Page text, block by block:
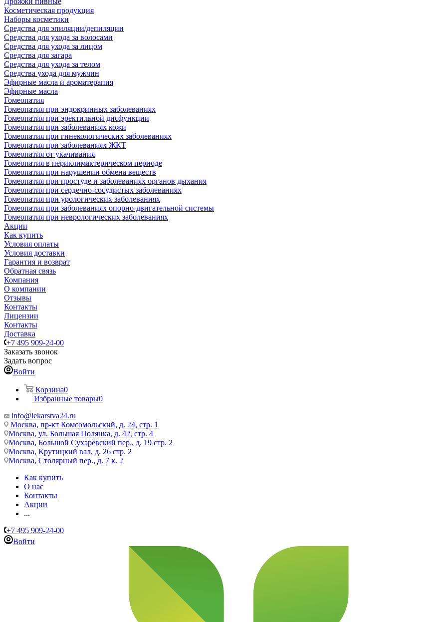
Косметическая продукция
Наборы косметики
Средства для эпиляции/депиляции
Средства для ухода за волосами
Средства для ухода за лицом
Средства для загара
Средства для ухода за телом
Средства ухода для мужчин
Эфирные масла и ароматерапия
Эфирные масла
Гомеопатия
Гомеопатия при эндокринных заболеваниях
Гомеопатия при эректильной дисфункции
Гомеопатия при заболеваниях кожи
Гомеопатия при гинекологических заболеваниях
Гомеопатия при заболеваниях ЖКТ
Гомеопатия от укачивания
Гомеопатия в периклимактерическом периоде
Гомеопатия при нарушении обмена веществ
Гомеопатия при простуде и заболеваниях органов дыхания
Гомеопатия при сердечно-сосудистых заболеваниях
Гомеопатия при урологических заболеваниях
Гомеопатия при заболеваниях опорно-двигательной системы
Гомеопатия при неврологических заболеваниях
Акции
Как купить
Условия оплаты
Условия доставки
Гарантия и возврат
Обратная связь
Компания
О компании
Отзывы
Контакты
Лицензии
Контакты
Доставка
+7 495 909-24-00
Заказать звонок
Задать вопрос
Войти
Корзина0
Избранные товары0
info@lekarstva24.ru
Москва, пр-кт Комсомольский, д. 24, стр. 1
Москва, ул. Большая Полянка, д. 42, стр. 4
Москва, Большой Сухаревский пер., д. 19 стр. 2
Москва, Крутицкий вал, д. 26 стр. 2
Москва, Столярный пер., д. 7 к. 2
Как купить
О нас
Контакты
Акции
...
+7 495 909-24-00
Войти